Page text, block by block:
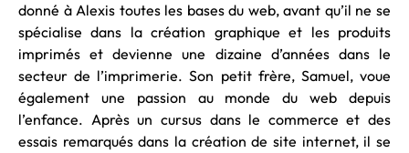
donné à Alexis toutes les bases du web, avant qu’il ne se
spécialise dans la création graphique et les produits
imprimés et devienne une dizaine d’années dans le
secteur de l’imprimerie. Son petit frère, Samuel, voue
également une passion au monde du web depuis
l’enfance. Après un cursus dans le commerce et des
essais remarqués dans la création de site internet, il se